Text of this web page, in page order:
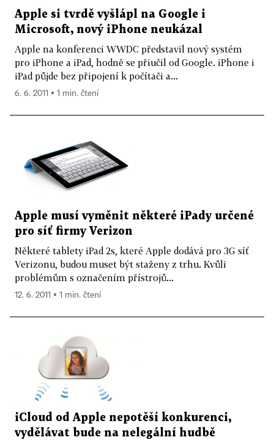
Apple si tvrdě vyšlápl na Google i
Microsoft, nový iPhone neukázal
Apple na konferenci WWDC představil nový systém
pro iPhone a iPad, hodně se přiučil od Google. iPhone i
iPad půjde bez připojení k počítači a...
6. 6. 2011 ▪ 1 min. čtení
Apple musí vyměnit některé iPady určené
pro síť firmy Verizon
Některé tablety iPad 2s, které Apple dodává pro 3G síť
Verizonu, budou muset být staženy z trhu. Kvůli
problémům s označením přístrojů...
12. 6. 2011 ▪ 1 min. čtení
iCloud od Apple nepotěší konkurenci,
vydělávat bude na nelegální hudbě